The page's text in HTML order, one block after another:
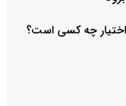
اختیار چه کسی است؟